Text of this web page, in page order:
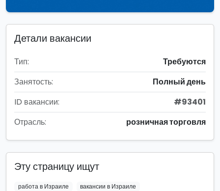
Детали вакансии
Тип:
Требуются
Занятость:
Полный день
ID вакансии:
#93401
Отрасль:
розничная торговля
Эту страницу ищут
работа в Израиле
вакансии в Израиле